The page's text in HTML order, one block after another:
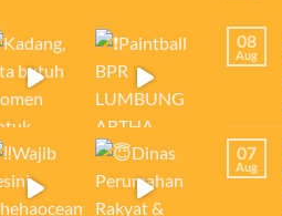
08
Aug
07
Aug